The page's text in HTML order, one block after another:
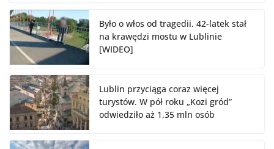
Było o włos od tragedii. 42-latek stał
na krawędzi mostu w Lublinie
[WIDEO]
Lublin przyciąga coraz więcej
turystów. W pół roku „Kozi gród”
odwiedziło aż 1,35 mln osób